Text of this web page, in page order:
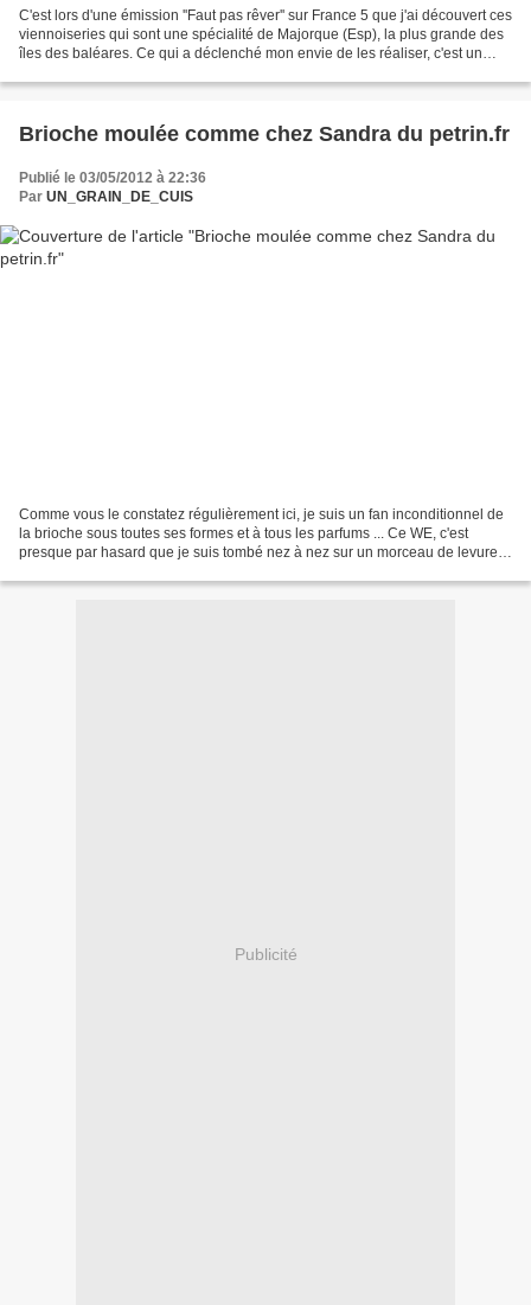
C'est lors d'une émission ''Faut pas rêver'' sur France 5 que j'ai découvert ces
viennoiseries qui sont une spécialité de Majorque (Esp), la plus grande des
îles des baléares. Ce qui a déclenché mon envie de les réaliser, c'est un
Brioche moulée comme chez Sandra du petrin.fr
Publié le 03/05/2012 à 22:36
Par UN_GRAIN_DE_CUIS
Comme vous le constatez régulièrement ici, je suis un fan inconditionnel de
la brioche sous toutes ses formes et à tous les parfums ... Ce WE, c'est
presque par hasard que je suis tombé nez à nez sur un morceau de levure
Publicité